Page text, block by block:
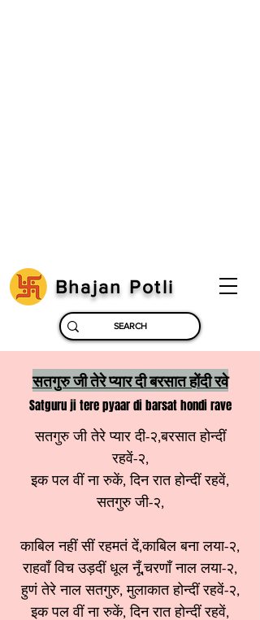
Bhajan Potli
सतगुरु जी तेरे प्यार दी बरसात होंदी रवे
Satguru ji tere pyaar di barsat hondi rave
सतगुरु जी तेरे प्यार दी-२,बरसात होन्दीं
रहवें-२,
इक पल वीं ना रुकें, दिन रात होन्दीं रहवें,
सतगुरु जी-२,
काबिल नहीं सीं रहमतं दें,काबिल बना लया-२,
राहवाँ विच उड़दीं धूल नूँ,चरणाँ नाल लया-२,
हुणं तेरे नाल सतगुरु, मुलाकात होन्दीं रहवें-२,
इक पल वीं ना रुकें, दिन रात होन्दीं रहवें,